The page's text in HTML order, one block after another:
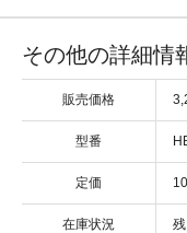
その他の詳細情
販売価格
型番
定価
在庫状況